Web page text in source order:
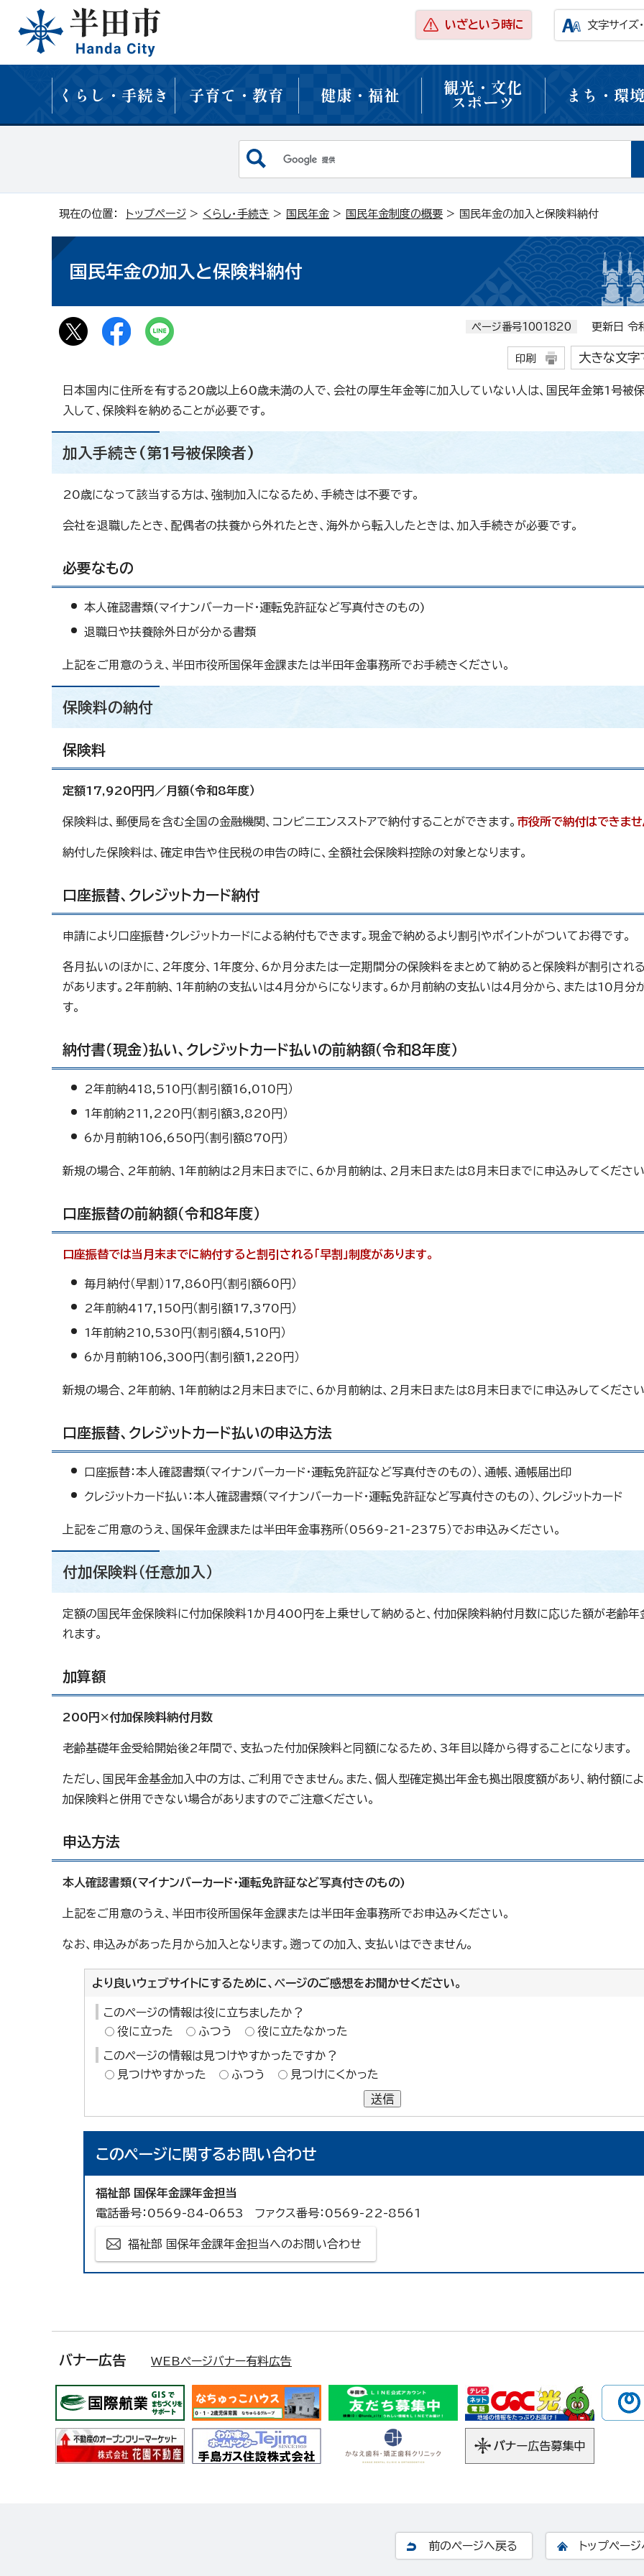
いざという時に 文字サイズ
くらし・手続き 子育て・教育 健康・福祉 観光・文化
スポーツ まち・環
現在の位置： トップページ > くらし・手続き > 国民年金 > 国民年金制度の概要 > 国民年金の加入と保険料納付
国民年金の加入と保険料納付
ページ番号1001820 更新日 令
印刷 大きな文字
日本国内に住所を有する20歳以上60歳未満の人で、会社の厚生年金等に加入していない人は、国民年金第1号被
入して、保険料を納めることが必要です。
加入手続き(第1号被保険者)
20歳になって該当する方は、強制加入になるため、手続きは不要です。
会社を退職したとき、配偶者の扶養から外れたとき、海外から転入したときは、加入手続きが必要です。
必要なもの
本人確認書類(マイナンバーカード・運転免許証など写真付きのもの)
退職日や扶養除外日が分かる書類
上記をご用意のうえ、半田市役所国保年金課または半田年金事務所でお手続きください。
保険料の納付
保険料
定額17,920円円／月額（令和8年度）
保険料は、郵便局を含む全国の金融機関、コンビニエンスストアで納付することができます。 市役所で納付はできませ
納付した保険料は、確定申告や住民税の申告の時に、全額社会保険料控除の対象となります。
口座振替、クレジットカード納付
申請により口座振替・クレジットカードによる納付もできます。現金で納めるより割引やポイントがついてお得です。
各月払いのほかに、2年度分、1年度分、6か月分または一定期間分の保険料をまとめて納めると保険料が割引され
があります。2年前納、1年前納の支払いは4月分からになります。6か月前納の支払いは4月分から、または10月分
す。
納付書（現金）払い、クレジットカード払いの前納額（令和8年度）
2年前納418,510円（割引額16,010円）
1年前納211,220円（割引額3,820円）
6か月前納106,650円（割引額870円）
新規の場合、2年前納、1年前納は2月末日までに、6か月前納は、2月末日または8月末日までに申込みしてください
口座振替の前納額（令和8年度）
口座振替では当月末までに納付すると割引される「早割」制度があります。
毎月納付（早割）17,860円（割引額60円）
2年前納417,150円（割引額17,370円）
1年前納210,530円（割引額4,510円）
6か月前納106,300円（割引額1,220円）
新規の場合、2年前納、1年前納は2月末日までに、6か月前納は、2月末日または8月末日までに申込みしてください
口座振替、クレジットカード払いの申込方法
口座振替：本人確認書類（マイナンバーカード・運転免許証など写真付きのもの）、通帳、通帳届出印
クレジットカード払い：本人確認書類（マイナンバーカード・運転免許証など写真付きのもの）、クレジットカード
上記をご用意のうえ、国保年金課または半田年金事務所（0569-21-2375）でお申込みください。
付加保険料（任意加入）
定額の国民年金保険料に付加保険料1か月400円を上乗せして納めると、付加保険料納付月数に応じた額が老齢年
れます。
加算額
200円×付加保険料納付月数
老齢基礎年金受給開始後2年間で、支払った付加保険料と同額になるため、3年目以降から得することになります。
ただし、国民年金基金加入中の方は、ご利用できません。また、個人型確定拠出年金も拠出限度額があり、納付額に
加保険料と併用できない場合がありますのでご注意ください。
申込方法
本人確認書類(マイナンバーカード・運転免許証など写真付きのもの)
上記をご用意のうえ、半田市役所国保年金課または半田年金事務所でお申込みください。
なお、申込みがあった月から加入となります。遡っての加入、支払いはできません。
より良いウェブサイトにするために、ページのご感想をお聞かせください。
このページの情報は役に立ちましたか？
役に立った
ふつう 役に立たなかった
このページの情報は見つけやすかったですか？
見つけやすかった
ふつう 見つけにくかった
送信
このページに関するお問い合わせ
福祉部 国保年金課年金担当
電話番号：0569-84-0653 ファクス番号：0569-22-8561
福祉部 国保年金課年金担当へのお問い合わせ
バナー広告 WEBページバナー有料広告
前のページへ戻る トップペー